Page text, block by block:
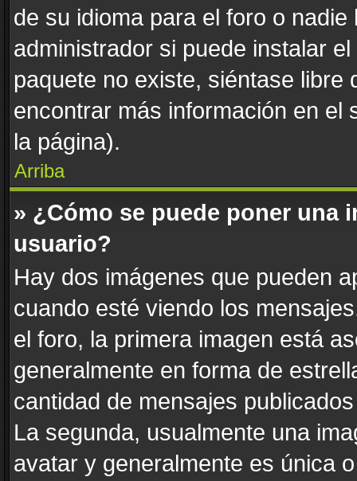
de su idioma para el foro o
administrador si puede instalar
paquete no existe, siéntase
encontrar más información en el
la página).
Arriba
» ¿Cómo se puede poner una
usuario?
Hay dos imágenes que pueden
cuando esté viendo los
el foro, la primera imagen está
generalmente en forma de
cantidad de mensajes
La segunda, usualmente una
avatar y generalmente es única